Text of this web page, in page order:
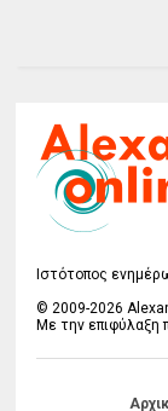
Ιστότοπος
© 2009-2026
Με την επιφύλαξη